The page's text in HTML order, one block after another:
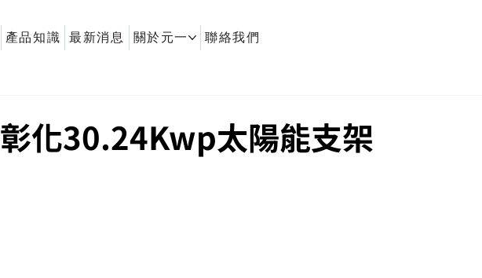
產品知識 最新消息 關於元一 聯絡我們
彰化30.24Kwp太陽能支架